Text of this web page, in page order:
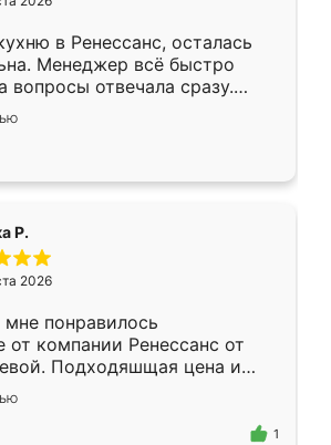
только здесь.
в Ренессанс, осталась
Менеджер всё быстро
вопросы отвечала сразу.
в субботу, подошёл к
ответственностью. Собрали
работали аккуратно, даже
Р.
2026
понравилось
от компании Ренессанс от
Подходяшщая цена и
изготовления. Приехавший
Владислав
моему эскизу самый
1